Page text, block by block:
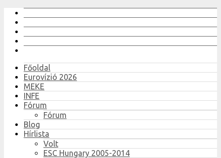
Főoldal
Eurovízió 2026
MEKE
INFE
Fórum
Fórum
Blog
Hírlista
Volt
ESC Hungary 2005-2014